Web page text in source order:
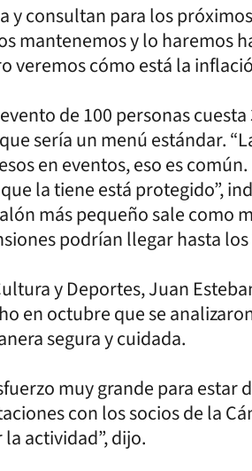
y consultan para los
mantenemos y lo haremos
veremos cómo está la
de 100 personas cuesta
sería un menú estándar.
en eventos, eso es
la tiene está protegido”,
más pequeño sale como
podrían llegar hasta los
y Deportes, Juan
en octubre que se
segura y cuidada.
muy grande para estar
con los socios de la
actividad”, dijo.